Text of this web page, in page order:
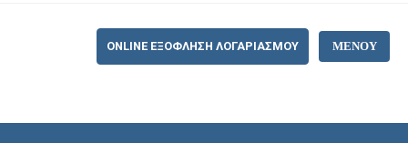
ONLINE ΕΞΟΦΛΗΣΗ ΛΟΓΑΡΙΑΣΜΟΥ